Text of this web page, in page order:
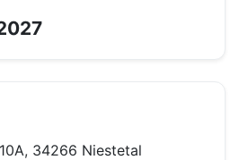
34266 Niestetal